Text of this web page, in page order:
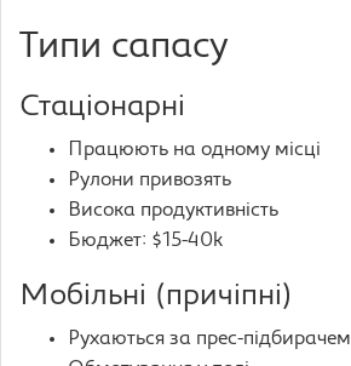
Типи сапасу
Стаціонарні
Працюють на одному місці
Рулони привозять
Висока продуктивність
Бюджет: $15-40k
Мобільні (причіпні)
Рухаються за прес-підбирачем